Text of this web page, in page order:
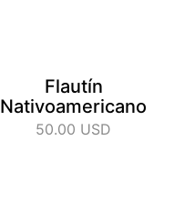
Flautín
Nativoamericano
50.00 USD